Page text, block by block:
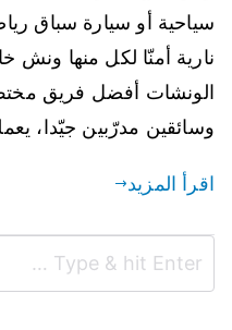
سياحية أو سيارة سباق
نارية أمنّا لكل منها ونش
الونشات أفضل فريق
وسائقين مدرّبين جيّدا،
اقرأ المزيد